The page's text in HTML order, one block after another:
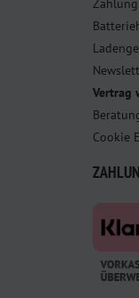
Vertrag
Cookie